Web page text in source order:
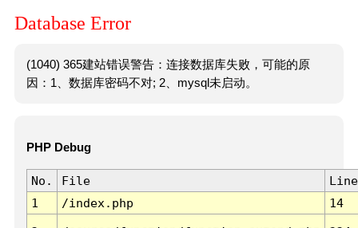
Database Error
(1040) 365建站错误警告：连接数据库失败，可能的原
因：1、数据库密码不对; 2、mysql未启动。
PHP Debug
No. File
Line
1
/index.php 14